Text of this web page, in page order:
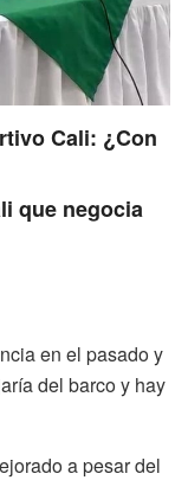
Cali: ¿Con
que negocia
en el pasado y
del barco y hay
a pesar del